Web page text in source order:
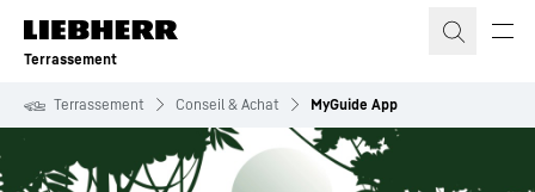
Terrassement
Terrassement Conseil & Achat MyGuide App